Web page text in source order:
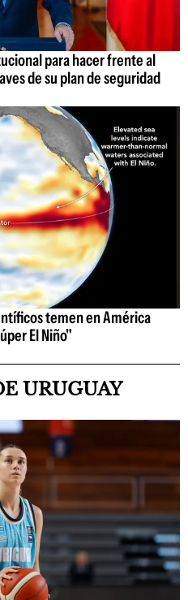
para hacer frente al
de su plan de seguridad
temen en América
El Niño"
URUGUAY